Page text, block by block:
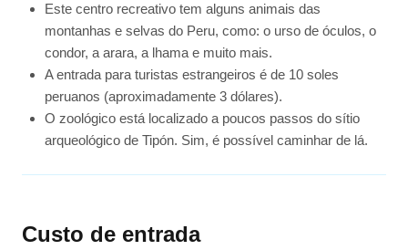
Este centro recreativo tem alguns animais das
montanhas e selvas do Peru, como: o urso de óculos, o
condor, a arara, a lhama e muito mais.
A entrada para turistas estrangeiros é de 10 soles
peruanos (aproximadamente 3 dólares).
O zoológico está localizado a poucos passos do sítio
arqueológico de Tipón. Sim, é possível caminhar de lá.
Custo de entrada